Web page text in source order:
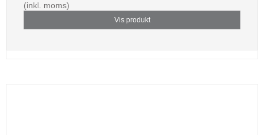
(inkl. moms)
Vis produkt